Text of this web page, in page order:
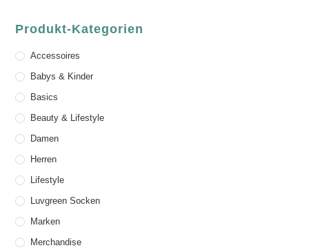
Produkt-Kategorien
Accessoires
Babys & Kinder
Basics
Beauty & Lifestyle
Damen
Herren
Lifestyle
Luvgreen Socken
Marken
Merchandise